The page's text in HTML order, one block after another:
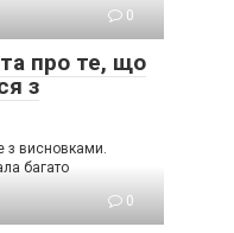
0
про те, що
з
з висновками.
багато
0